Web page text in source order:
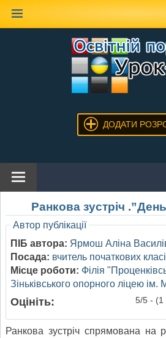
ДОДАТИ
Ранкова зустріч
Автор публікації
ПІБ автора: Ярмош Аліна
Посада: вчитель початкових
Місце роботи: Філія
Зіньківського опорного ліцею
Оцініть: 5/5 - (1
Ранкова зустріч спрямована на